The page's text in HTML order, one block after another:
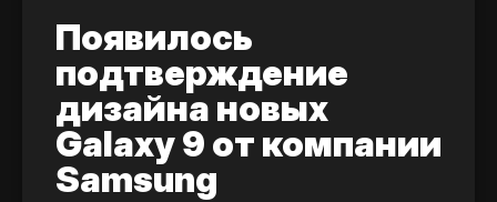
Появилось
подтверждение
дизайна новых
Galaxy 9 от компании
Samsung